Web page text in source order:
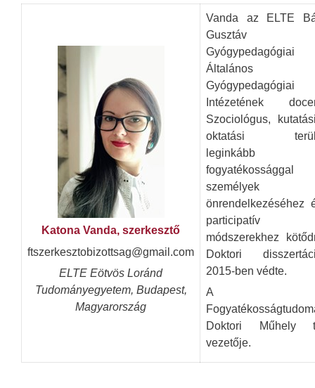
Katona Vanda, szerkesztő
ftszerkesztobizottsag@gmail.com
ELTE Eötvös Loránd
Tudományegyetem, Budapest,
Magyarország
Vanda az ELTE
Gusztáv
Gyógypedagógiai
Általános
Gyógypedagógiai
Intézetének
Szociológus,
oktatási
fogyatékossággal
személyek
önrendelkezéséhez
participatív
módszerekhez
Doktori
2015-ben védte.
A
Doktori Műhely
vezetője.